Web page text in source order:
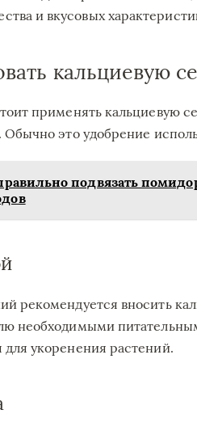
и вкусовых
кальциевую
применять кальциевую
Обычно это удобрение
подвязать
рекомендуется вносить
необходимыми
укоренения растений.